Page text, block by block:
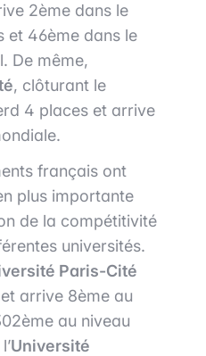
2ème dans le
et 46ème dans le
De même,
, clôturant le
4 places et arrive
français ont
plus importante
de la compétitivité
universités.
Paris-Cité
et arrive 8ème au
au niveau
Université